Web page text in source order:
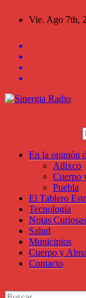
Vie. Ago 7th,
En la opinión
Atlixco
Cuerpo
Puebla
El Tablero
Tecnología
Notas Curiosas
Salud
Municipios
Cuerpo y Alma
Contacto